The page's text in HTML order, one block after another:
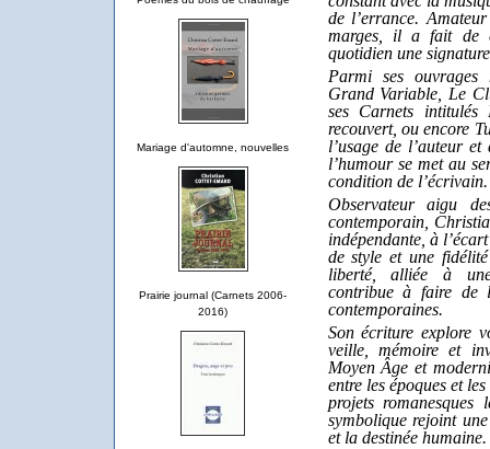
Mariage d'automne, nouvelles
Prairie journal (Carnets 2006-
2016)
de l’errance.
marges, il a fait de
quotidien une
Parmi ses ouvrages
Grand Variable, Le
ses Carnets
recouvert, ou encore
l’usage de l’auteur
l’humour se met au
condition de l’écrivain.
Observateur aigu
contemporain,
indépendante, à
de style et une
liberté, alliée à une
contribue à faire de
contemporaines.
Son écriture explore
veille, mémoire et
Moyen Âge et
entre les époques et
projets
symbolique rejoint
et la destinée humaine.